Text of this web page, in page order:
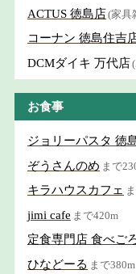
ACTUS 徳島店(家具
コーナン 徳島住吉
DCMダイキ 万代店
お食事
ジョリーパスタ 徳
ぞうさんのめ まで
キラハウスカフェ
jimi cafe まで420m
定食専門店 食べご
ひなどーる まで380m